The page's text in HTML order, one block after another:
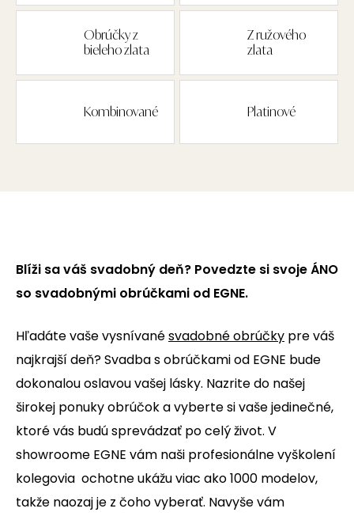
Obrúčky z
bieleho zlata
Z ružového
zlata
Kombinované Platinové
Blíži sa váš svadobný deň? Povedzte si svoje ÁNO
so svadobnými obrúčkami od EGNE.
Hľadáte vaše vysnívanésvadobné obrúčky pre váš
najkrajší deň? Svadba s obrúčkami od EGNE bude
dokonalou oslavou vašej lásky. Nazrite do našej
širokej ponuky obrúčok a vyberte si vaše jedinečné,
ktoré vás budú sprevádzať po celý život. V
showroome EGNE vám naši profesionálne vyškolení
kolegovia ochotne ukážu viac ako 1000 modelov,
takže naozaj je z čoho vyberať. Navyše vám